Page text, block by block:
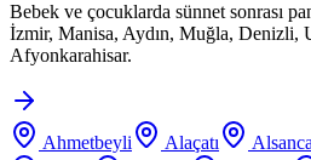
Bebek ve çocuklarda sünnet sonrası
İzmir, Manisa, Aydın, Muğla, Denizli,
Afyonkarahisar.
Ahmetbeyli Alaçatı